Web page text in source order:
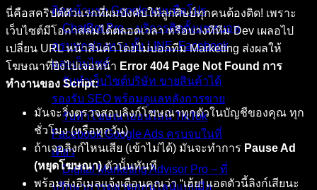
ติดหน้าแรก Google แบบมือโปร
ChatBot Pro – บริการติดตั้งแชทบอท
ครบทุกช่องทาง ทั้ง LINE, Facebook
และเว็บไซต์
รับทำเว็บไซต์บริษัท ขายสินค้าได้
รองรับ SEO พร้อมดูแลหลังการขาย
รับทำโฆษณาออนไลน์ TikTok
Facebook Google Ads ครบจบในที่
เดียว
Digital Marketing Advisor Pro – ที่
ปรึกษาการตลาดออนไลน์แบบมือ
นี่คือสคริปต์ตัวแรกที่ผมบังคับให้ลูกศิษย์ทุกคนต้องติด! เพราะ
เว็บไซต์มีโอกาสล่มได้ตลอดเวลา หรือบางทีทีม Dev เผลอไป
เปลี่ยน URL หน้าสินค้าโดยไม่บอกทีม Marketing ส่งผลให้
โฆษณาที่ยิงไปเจอหน้า Error 404 Page Not Found การ
ทำงานของ Script:
มันจะวิ่งตรวจสอบลิงก์โฆษณาทุกตัวในบัญชีของคุณ ทุก
ชั่วโมง (หรือทุกวัน)
ถ้าเจอลิงก์ไหนเสีย (เข้าไม่ได้) มันจะทำการ Pause Ad
(หยุดโฆษณา)ตัวนั้นทันที
พร้อมส่งอีเมลแจ้งเตือนคุณว่า “เฮ้ย! แอดตัวนี้ลิงก์เสียนะ